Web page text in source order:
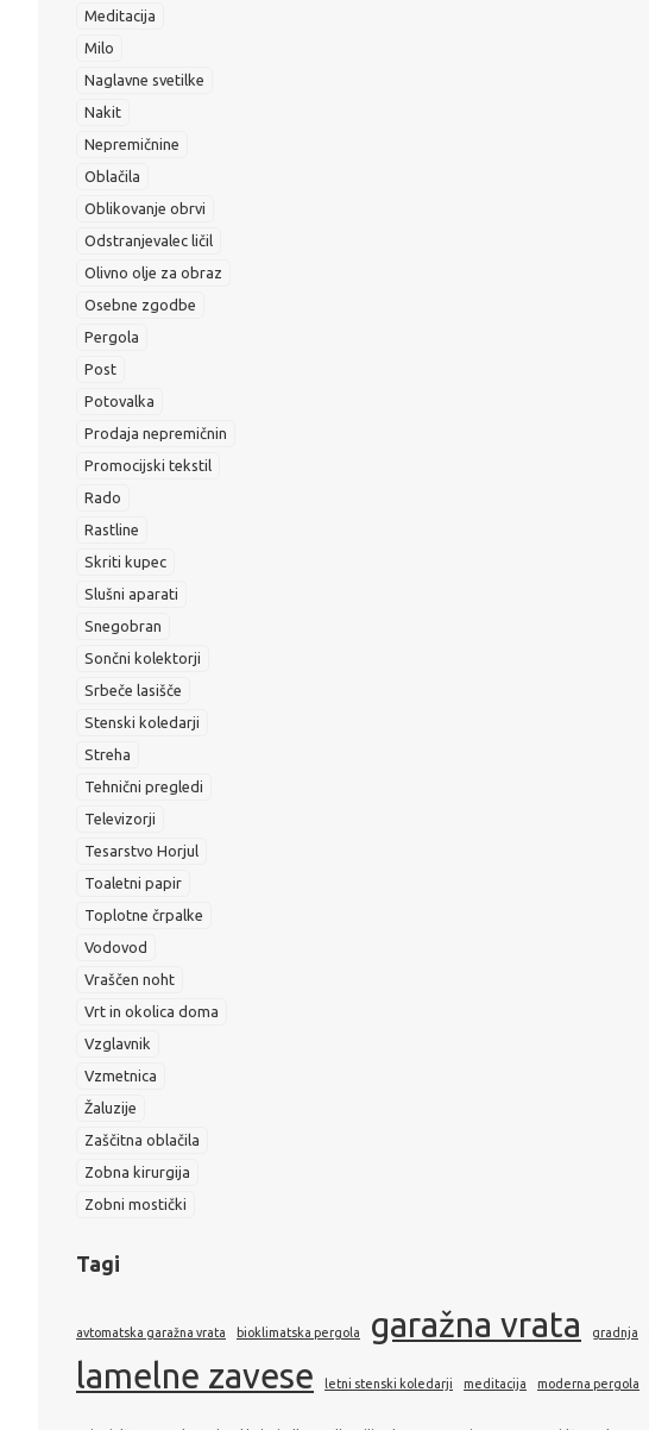
Meditacija
Milo
Naglavne svetilke
Nakit
Nepremičnine
Oblačila
Oblikovanje obrvi
Odstranjevalec ličil
Olivno olje za obraz
Osebne zgodbe
Pergola
Post
Potovalka
Prodaja nepremičnin
Promocijski tekstil
Rado
Rastline
Skriti kupec
Slušni aparati
Snegobran
Sončni kolektorji
Srbeče lasišče
Stenski koledarji
Streha
Tehnični pregledi
Televizorji
Tesarstvo Horjul
Toaletni papir
Toplotne črpalke
Vodovod
Vraščen noht
Vrt in okolica doma
Vzglavnik
Vzmetnica
Žaluzije
Zaščitna oblačila
Zobna kirurgija
Zobni mostički
Tagi
avtomatska garažna vrata bioklimatska pergola garažna vrata gradnja
lamelne zavese letni stenski koledarji meditacija moderna pergola